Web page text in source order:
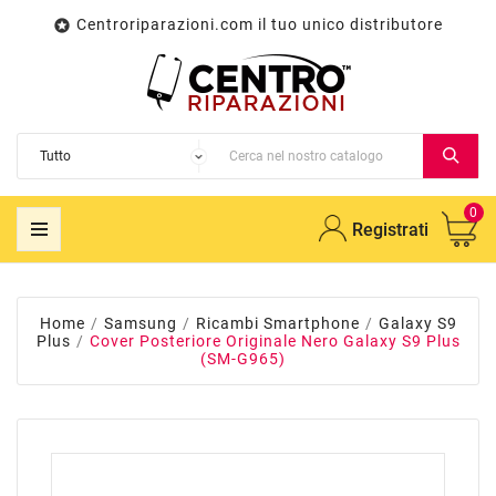
 Centroriparazioni.com il tuo unico distributore
Registrati
0
Home Samsung Ricambi Smartphone
Galaxy S9
Plus
Cover Posteriore Originale Nero Galaxy S9 Plus
(SM-G965)